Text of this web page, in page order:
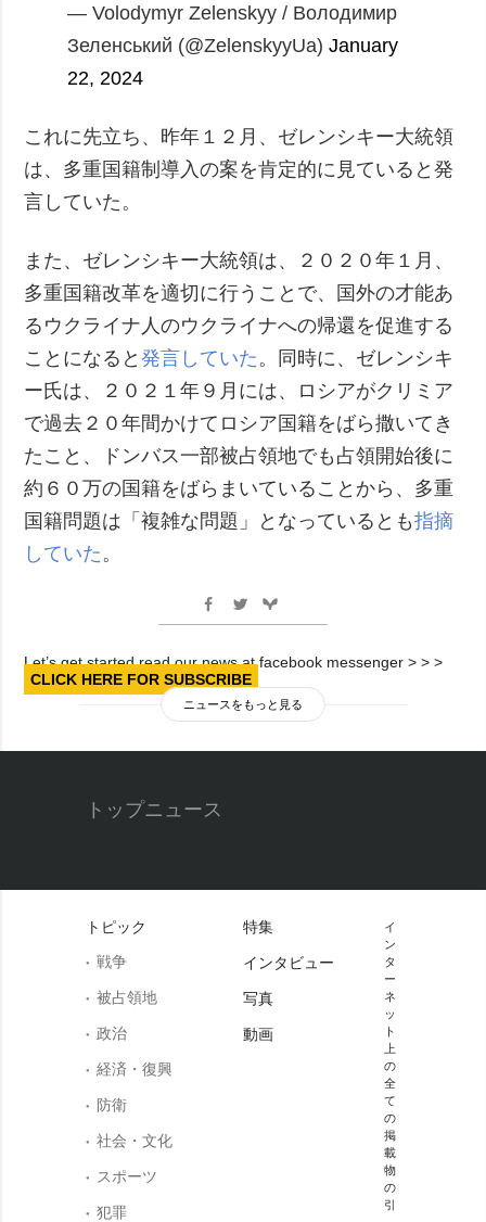
— Volodymyr Zelenskyy / Володимир
Зеленський (@ZelenskyyUa)January
22, 2024
これに先立ち、昨年１２月、ゼレンシキー大統領
は、多重国籍制導入の案を肯定的に見ていると発
言していた。
また、ゼレンシキー大統領は、２０２０年１月、
多重国籍改革を適切に行うことで、国外の才能あ
るウクライナ人のウクライナへの帰還を促進する
ことになると発言していた 。同時に、ゼレンシキ
ー氏は、２０２１年９月には、ロシアがクリミア
で過去２０年間かけてロシア国籍をばら撒いてき
たこと、ドンバス一部被占領地でも占領開始後に
約６０万の国籍をばらまいていることから、多重
国籍問題は「複雑な問題」となっているとも指摘
していた 。
Let’s get started read our news at facebook messenger > > >
CLICK HERE FOR SUBSCRIBE
ニュースをもっと見る
トップニュース
トピック
戦争
被占領地
政治
経済・復興
防衛
社会・文化
スポーツ
犯罪
特集
インタビュー
写真
動画
イ
ン
タ
ー
ネ
ッ
ト
上
の
全
て
の
掲
載
物
の
引